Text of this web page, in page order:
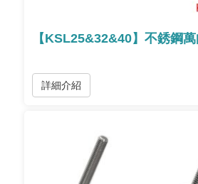
【KSL25&32&40】不銹鋼
詳細介紹